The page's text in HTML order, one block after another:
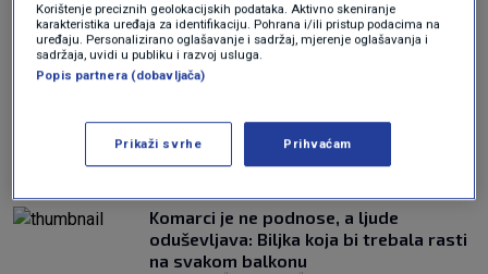
NAJČITANIJE
Komarci je ne podnose, a ljude
oduševljava: Biljka koja bi trebala rasti
na svakom balkonu
Korištenje preciznih geolokacijskih podataka. Aktivno skeniranje
karakteristika uređaja za identifikaciju. Pohrana i/ili pristup podacima na
uređaju. Personalizirano oglašavanje i sadržaj, mjerenje oglašavanja i
sadržaja, uvidi u publiku i razvoj usluga.
Popis partnera (dobavljača)
Prikaži svrhe Prihvaćam